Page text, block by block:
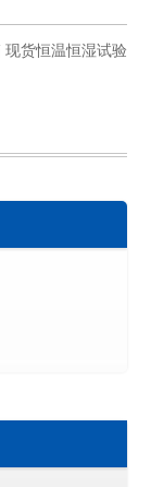
现货恒温恒湿试验